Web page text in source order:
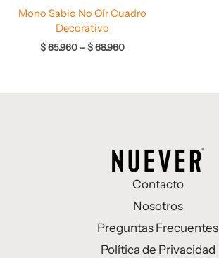
Mono Sabio No Oír Cuadro
Decorativo
$65.960 –$68.960
Contacto
Nosotros
Preguntas Frecuentes
Política de Privacidad